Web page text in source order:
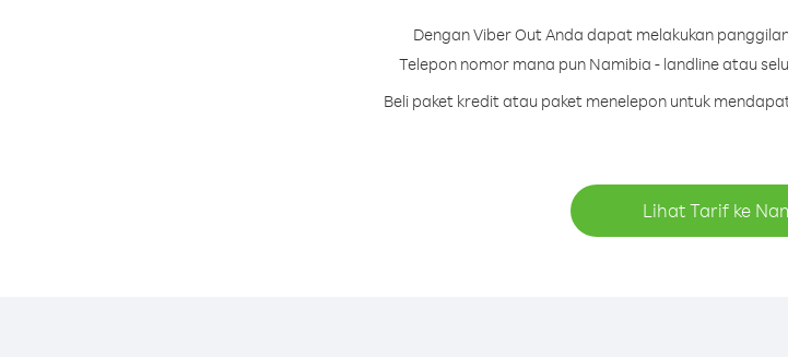
Dengan Viber Out Anda dapat melakukan
Telepon nomor mana pun Namibia - landline atau
Beli paket kredit atau paket menelepon untuk
Lihat Tarif ke